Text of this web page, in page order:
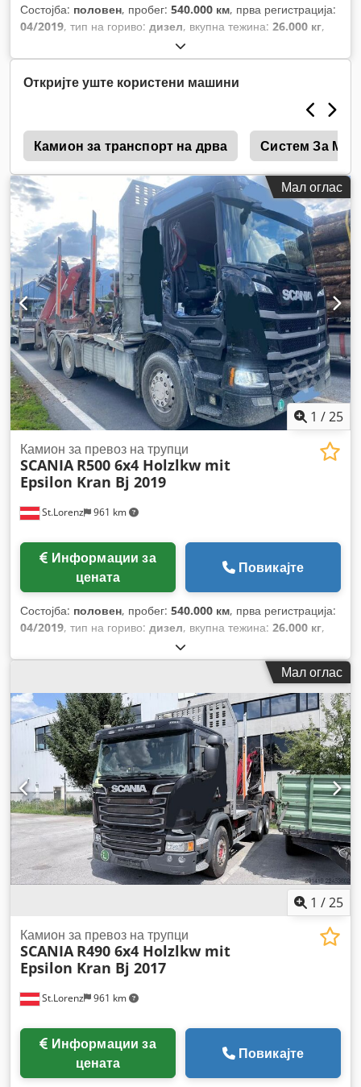
Состојба: половен, пробег: 540.000 км, прва регистрација:
04/2019, тип на гориво: дизел, вкупна тежина: 26.000 кг,
3 оски
црна, тип на пренос:автоматски, емисиона класа:Еуро 6,
должина на товарниот простор:6.100 мм
товарниот простор:
2.300 мм
Откријте уште користени машини
Камион за транспорт на дрва Систем За
Мал оглас
1 /25
St.Lorenz 961 km
Камион за превоз на трупци
SCANIA R500 6x4 Holzlkw mit
Epsilon Kran Bj 2019
цената
Повикајте
Состојба: половен, пробег: 540.000 км, прва регистрација:
04/2019, тип на гориво: дизел, вкупна тежина: 26.000 кг,
3 оски
црна, тип на пренос:автоматски, емисиона класа:Еуро 6,
, ширина на
товарниот простор:2.300 мм , Опрема: грејач за
паркирање, имал несреќа, клима уред, кран,
Мал оглас
1 /25
St.Lorenz 961 km
Камион за превоз на трупци
SCANIA R490 6x4 Holzlkw mit
Epsilon Kran Bj 2017
цената
Повикајте